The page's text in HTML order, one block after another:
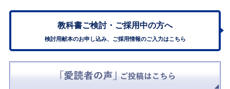
教科書ご検討・ ご採用中の方へ
検討用献本のお申し込み、ご採用情報のご入力はこちら